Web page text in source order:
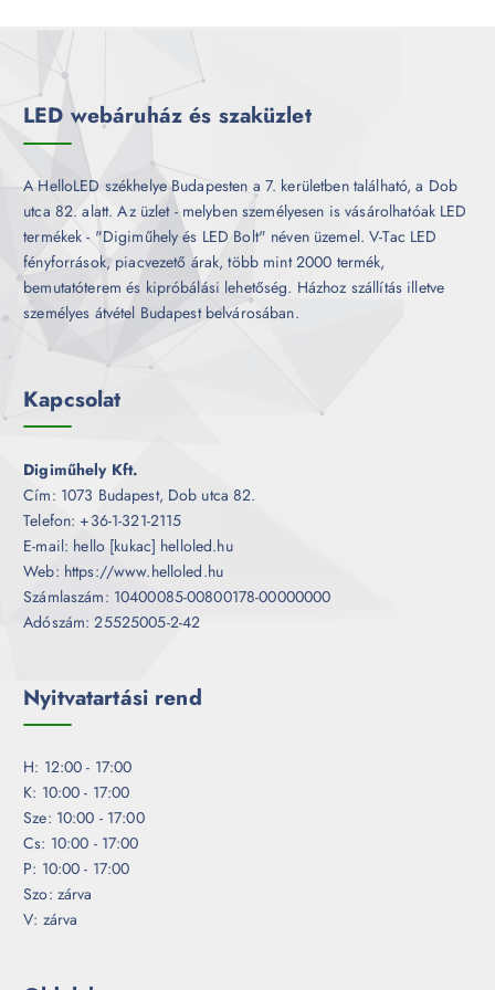
LED webáruház és szaküzlet
A HelloLED székhelye Budapesten a 7. kerületben található, a Dob
utca 82. alatt. Az üzlet - melyben személyesen is vásárolhatóak LED
termékek - "Digiműhely és LED Bolt" néven üzemel. V-Tac LED
fényforrások, piacvezető árak, több mint 2000 termék,
bemutatóterem és kipróbálási lehetőség. Házhoz szállítás illetve
személyes átvétel Budapest belvárosában.
Kapcsolat
Digiműhely Kft.
Cím: 1073 Budapest, Dob utca 82.
Telefon: +36-1-321-2115
E-mail: hello [kukac] helloled.hu
Web: https://www.helloled.hu
Számlaszám: 10400085-00800178-00000000
Adószám: 25525005-2-42
Nyitvatartási rend
H: 12:00 - 17:00
K: 10:00 - 17:00
Sze: 10:00 - 17:00
Cs: 10:00 - 17:00
P: 10:00 - 17:00
Szo: zárva
V: zárva